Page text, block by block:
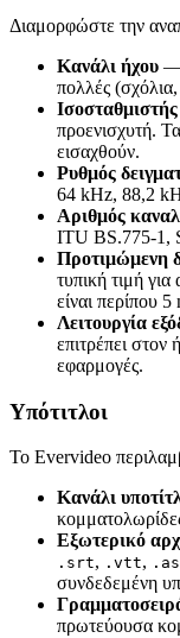
Διαμορφώστε την
Κανάλι ήχου —
πολλές
προενισχυτή.
εισαχθούν.
Ρυθμός
64 kHz, 88,2
Αριθμός
ITU BS.775-1,
Προτιμώμενη
τυπική τιμή
είναι περίπου
Λειτουργία
επιτρέπει στον
εφαρμογές.
Υπότιτλοι
Το Evervideo
Κανάλι
Εξωτερικό
.srt, .vtt,
συνδεδεμένη
πρωτεύουσα